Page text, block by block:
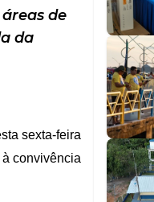
de
da
sexta-feira
convivência